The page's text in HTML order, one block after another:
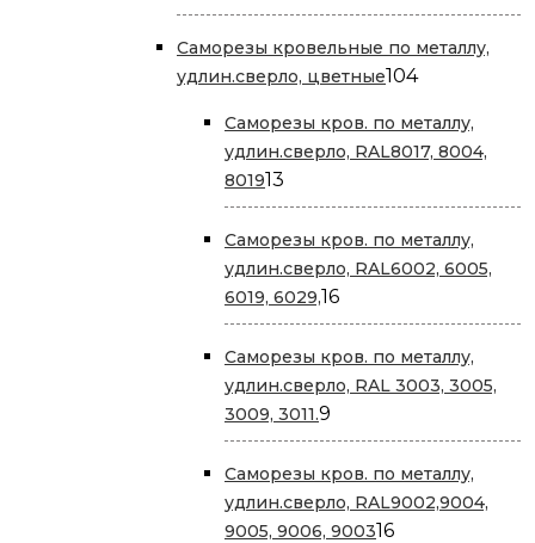
Саморезы кровельные по металлу,
удлин.сверло, цветные104104
Саморезы кров. по металлу,
удлин.сверло, RAL8017, 8004,
801913
товаров
Саморезы кров. по металлу,
удлин.сверло, RAL6002, 6005,
6019, 6029,1616
товаров
Саморезы кров. по металлу,
удлин.сверло, RAL 3003, 3005,
3009, 3011.9
товаров
Саморезы кров. по металлу,
удлин.сверло, RAL9002,9004,
9005, 9006, 90031616